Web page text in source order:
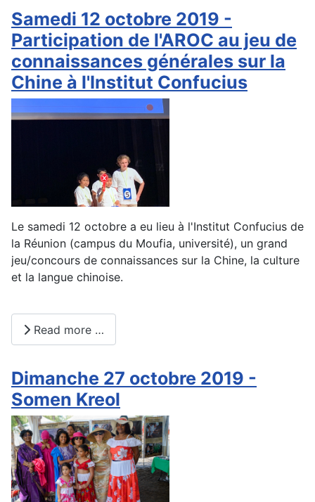
Samedi 12 octobre 2019 -
Participation de l'AROC au jeu de
connaissances générales sur la
Chine à l'Institut Confucius
Le samedi 12 octobre a eu lieu à l'Institut Confucius de
la Réunion (campus du Moufia, université), un grand
jeu/concours de connaissances sur la Chine, la culture
et la langue chinoise.
Read more …
Dimanche 27 octobre 2019 -
Somen Kreol